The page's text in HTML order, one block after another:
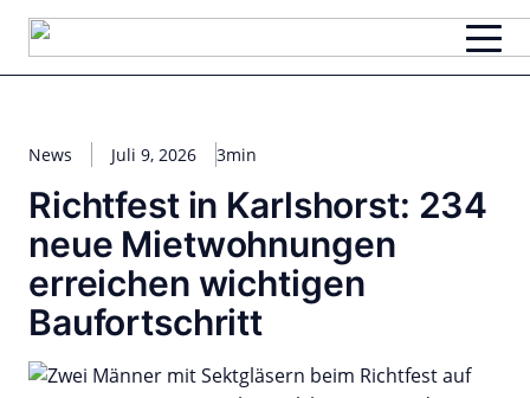
Zum
Inhalt
springen
News Juli 9, 2026 3min
Richtfest in Karlshorst: 234
neue Mietwohnungen
erreichen wichtigen
Baufortschritt